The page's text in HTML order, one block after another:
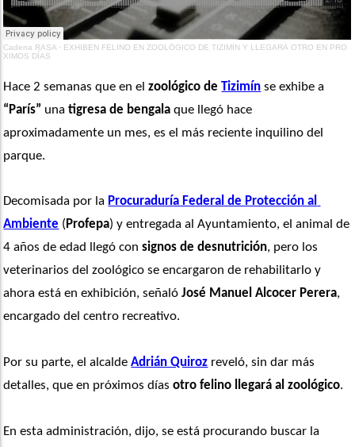
Cadena RASA · EXHIBEN FELINO EN ZOOLÓGICO DE TIZIMÍN Y LLEGARÁ OTRO EN PRO
XIMOS DÍAS
Hace 2 semanas que en el zoológico de Tizimín
“París” una tigresa de bengala que llegó hace
aproximadamente un mes, es el más reciente inquilino del
parque.
Decomisada por la Procuraduría Federal de Protección al
Ambiente (Profepa) y entregada al Ayuntamiento, el animal de
4 años de edad llegó con signos de desnutrición, pero los
veterinarios del zoológico se encargaron de rehabilitarlo y
ahora está en exhibición, señaló José Manuel Alcocer Perera,
encargado del centro recreativo.
Por su parte, el alcalde Adrián Quiroz reveló, sin dar más
detalles, que en próximos días otro felino llegará al zoológico.
En esta administración, dijo, se está procurando buscar la